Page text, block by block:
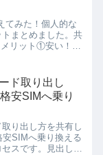
てみた！個人的な
まとめました。共
リット①安い！！
ド取り出し
安SIMへ乗り
り出し方を共有し
安SIMへ乗り換える
スです。見出し